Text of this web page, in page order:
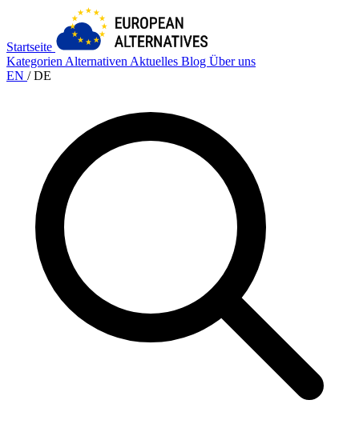
Startseite
Kategorien Alternativen Aktuelles Blog Über uns
EN / DE